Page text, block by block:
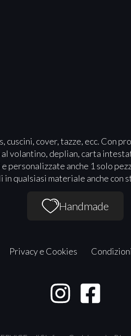
cuscini, cover, tazze, ecc. Con
volantino, deplian, carta
anche 1 solo
qualsiasi materiale anche con
Handmade
Privacy e Cookies